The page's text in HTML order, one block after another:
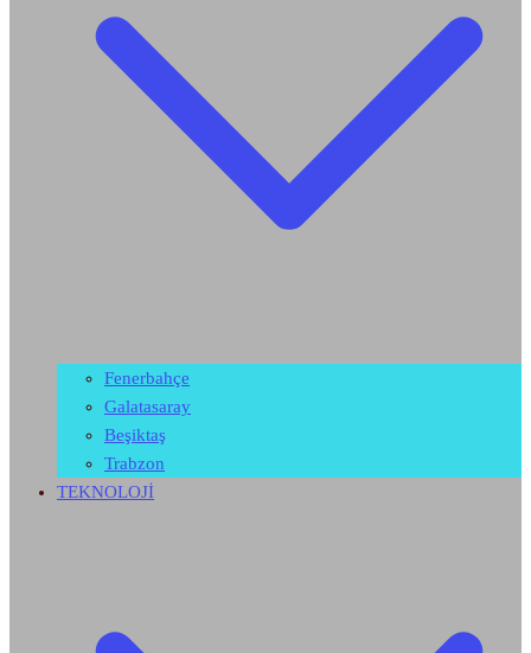
Fenerbahçe
Galatasaray
Beşiktaş
Trabzon
TEKNOLOJİ